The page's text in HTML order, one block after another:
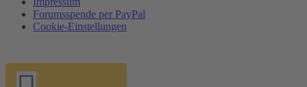
Forumsspende per PayPal
Cookie-Einstellungen